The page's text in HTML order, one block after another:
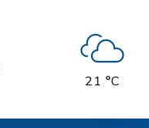
21 °C